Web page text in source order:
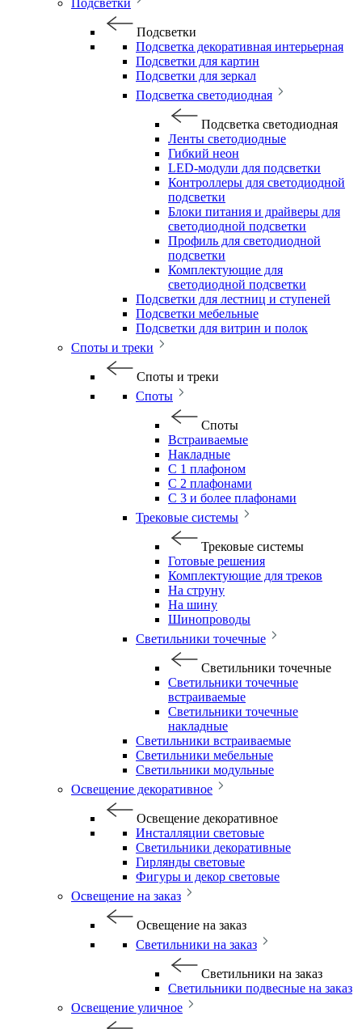
Подсветки
Подсветки
Подсветка декоративная интерьерная
Подсветки для картин
Подсветки для зеркал
Подсветка светодиодная
Подсветка светодиодная
Ленты светодиодные
Гибкий неон
LED-модули для подсветки
Контроллеры для светодиодной
подсветки
Блоки питания и драйверы для
светодиодной подсветки
Профиль для светодиодной
подсветки
Комплектующие для
светодиодной подсветки
Подсветки для лестниц и ступеней
Подсветки мебельные
Подсветки для витрин и полок
Споты и треки
Споты и треки
Споты
Споты
Встраиваемые
Накладные
С 1 плафоном
С 2 плафонами
С 3 и более плафонами
Трековые системы
Трековые системы
Готовые решения
Комплектующие для треков
На струну
На шину
Шинопроводы
Светильники точечные
Светильники точечные
Светильники точечные
встраиваемые
Светильники точечные
накладные
Светильники встраиваемые
Светильники мебельные
Светильники модульные
Освещение декоративное
Освещение декоративное
Инсталляции световые
Светильники декоративные
Гирлянды световые
Фигуры и декор световые
Освещение на заказ
Освещение на заказ
Светильники на заказ
Светильники на заказ
Светильники подвесные на заказ
Освещение уличное